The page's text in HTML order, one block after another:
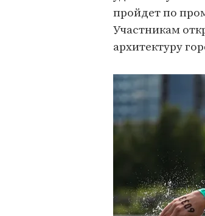
пройдет по
Участникам
архитектуру